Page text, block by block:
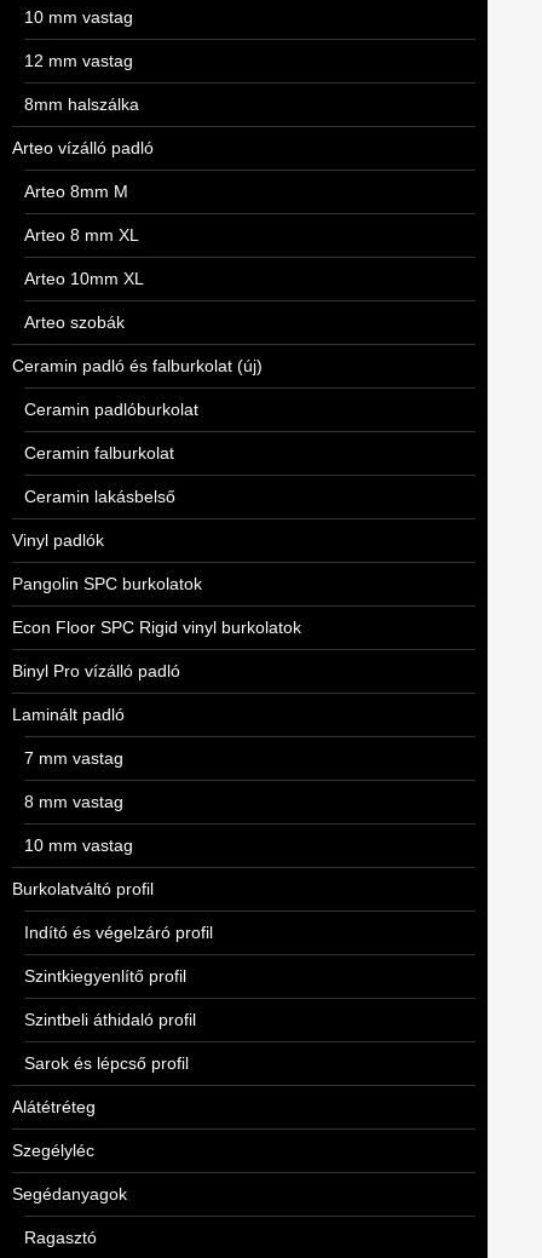
10 mm vastag
12 mm vastag
8mm halszálka
Arteo vízálló padló
Arteo 8mm M
Arteo 8 mm XL
Arteo 10mm XL
Arteo szobák
Ceramin padló és falburkolat (új)
Ceramin padlóburkolat
Ceramin falburkolat
Ceramin lakásbelső
Vinyl padlók
Pangolin SPC burkolatok
Econ Floor SPC Rigid vinyl burkolatok
Binyl Pro vízálló padló
Laminált padló
7 mm vastag
8 mm vastag
10 mm vastag
Burkolatváltó profil
Indító és végelzáró profil
Szintkiegyenlítő profil
Szintbeli áthidaló profil
Sarok és lépcső profil
Alátétréteg
Szegélyléc
Segédanyagok
Ragasztó